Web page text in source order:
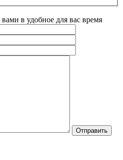
в удобное для вас время